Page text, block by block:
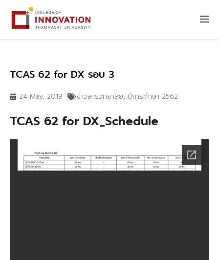
TCAS 62 for DX รอบ 3
24 May, 2019 ข่าวสารวิทยาลัย, ปีการศึกษา 2562
TCAS 62 for DX_Schedule